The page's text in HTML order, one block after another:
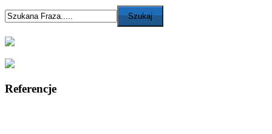
Referencje